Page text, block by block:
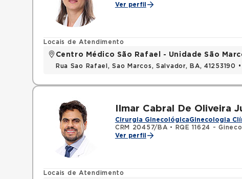
Ver perfil
Locais de Atendimento
Centro Médico São Rafael - Unidade São
Rua Sao Rafael, Sao Marcos, Salvador, BA, 41253190 •
Ilmar Cabral De Oliveira
Cirurgia GinecológicaGinecologia
CRM 20457/BA • RQE 11624 -
Ver perfil
Locais de Atendimento